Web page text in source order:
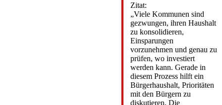
Zitat:
„Viele Kommunen sind
gezwungen, ihren Haushalt
zu konsolidieren,
Einsparungen
vorzunehmen und genau zu
prüfen, wo investiert
werden kann. Gerade in
diesem Prozess hilft ein
Bürgerhaushalt, Prioritäten
mit den Bürgern zu
diskutieren. Die